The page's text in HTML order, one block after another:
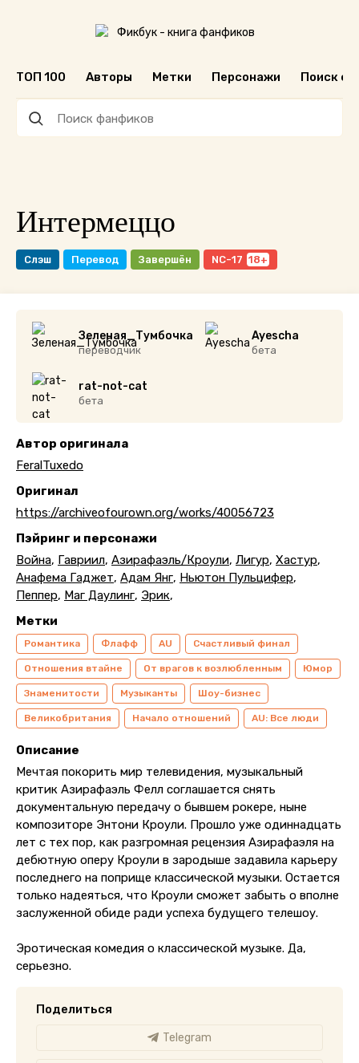
ТОП 100 Авторы Метки Персонажи Поиск
Интермеццо
Слэш Перевод Завершён NC-17
Зеленая_Тумбочка
переводчик
Ayescha
бета
rat-not-cat
бета
Автор оригинала
FeralTuxedo
Оригинал
https://archiveofourown.org/works/40056723
Пэйринг и персонажи
Война, Гавриил, Азирафаэль/Кроули, Лигур, Хастур,
Анафема Гаджет, Адам Янг, Ньютон Пульцифер,
Пеппер, Маг Даулинг, Эрик,
Метки
Романтика Флафф AU Счастливый финал
Отношения втайне От врагов к возлюбленным Юмор
Знаменитости Музыканты Шоу-бизнес
Великобритания Начало отношений AU: Все люди
Описание
Мечтая покорить мир телевидения, музыкальный
критик Азирафаэль Фелл соглашается снять
документальную передачу о бывшем рокере, ныне
композиторе Энтони Кроули. Прошло уже одиннадцать
лет с тех пор, как разгромная рецензия Азирафаэля на
дебютную оперу Кроули в зародыше задавила карьеру
последнего на поприще классической музыки. Остается
только надеяться, что Кроули сможет забыть о вполне
заслуженной обиде ради успеха будущего телешоу.
Эротическая комедия о классической музыке. Да,
серьезно.
Поделиться
Telegram